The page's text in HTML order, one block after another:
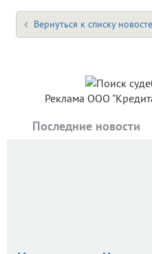
Вернуться к списку
Реклама ООО
Последние новости